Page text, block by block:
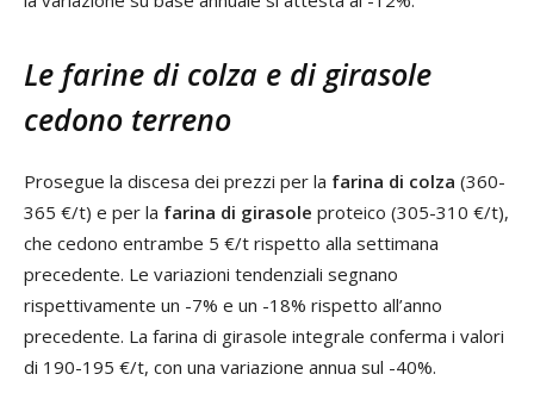
Le farine di colza e di girasole
cedono terreno
Prosegue la discesa dei prezzi per la farina di colza (360-
365 €/t) e per la farina di girasole proteico (305-310 €/t),
che cedono entrambe 5 €/t rispetto alla settimana
precedente. Le variazioni tendenziali segnano
rispettivamente un -7% e un -18% rispetto all’anno
precedente. La farina di girasole integrale conferma i valori
di 190-195 €/t, con una variazione annua sul -40%.